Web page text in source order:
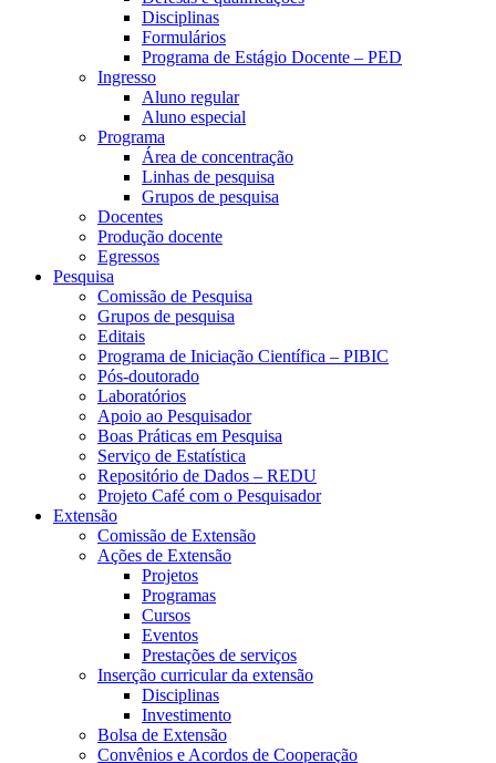
Disciplinas
Formulários
Programa de Estágio Docente – PED
Ingresso
Aluno regular
Aluno especial
Programa
Área de concentração
Linhas de pesquisa
Grupos de pesquisa
Docentes
Produção docente
Egressos
Pesquisa
Comissão de Pesquisa
Grupos de pesquisa
Editais
Programa de Iniciação Científica – PIBIC
Pós-doutorado
Laboratórios
Apoio ao Pesquisador
Boas Práticas em Pesquisa
Serviço de Estatística
Repositório de Dados – REDU
Projeto Café com o Pesquisador
Extensão
Comissão de Extensão
Ações de Extensão
Projetos
Programas
Cursos
Eventos
Prestações de serviços
Inserção curricular da extensão
Disciplinas
Investimento
Bolsa de Extensão
Convênios e Acordos de Cooperação